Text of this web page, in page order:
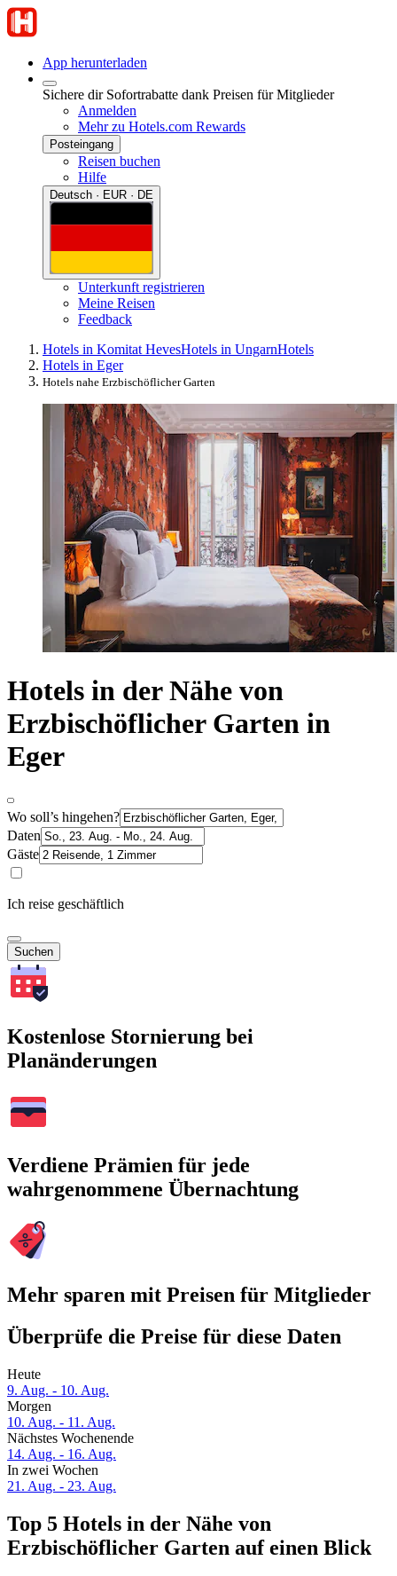
App herunterladen
Sichere dir Sofortrabatte dank Preisen für Mitglieder
Anmelden
Mehr zu Hotels.com Rewards
Posteingang
Reisen buchen
Hilfe
Deutsch · EUR · DE
Unterkunft registrieren
Meine Reisen
Feedback
Hotels in Komitat HevesHotels in UngarnHotels
Hotels in Eger
Hotels nahe Erzbischöflicher Garten
Hotels in der Nähe von
Erzbischöflicher Garten in
Eger
Wo soll’s hingehen?
Daten
Gäste
Ich reise geschäftlich
Suchen
Kostenlose Stornierung bei
Planänderungen
Verdiene Prämien für jede
wahrgenommene Übernachtung
Mehr sparen mit Preisen für Mitglieder
Überprüfe die Preise für diese Daten
Heute
9. Aug. - 10. Aug.
Morgen
10. Aug. - 11. Aug.
Nächstes Wochenende
14. Aug. - 16. Aug.
In zwei Wochen
21. Aug. - 23. Aug.
Top 5 Hotels in der Nähe von
Erzbischöflicher Garten auf einen Blick